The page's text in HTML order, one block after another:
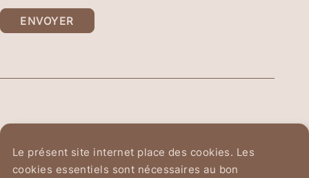
Saint-Sépulcre de Jérusalem
ENVOYER
Le présent site internet place des cookies. Les
cookies essentiels sont nécessaires au bon